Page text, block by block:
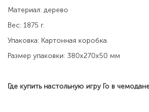
Материал: дерево
Вес: 1875 г.
Упаковка: Картонная коробка.
Размер упаковки: 380х270х50 мм
Где купить настольную игру Го в